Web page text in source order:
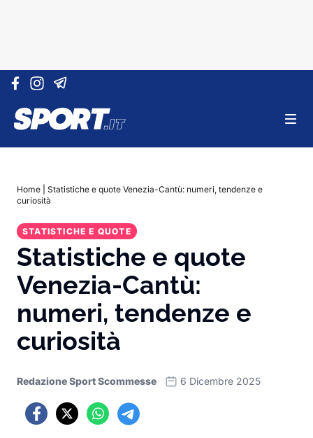
Vai al contenuto
Home
Statistiche e quote Venezia-Cantù: numeri, tendenze e
curiosità
STATISTICHE E QUOTE
Statistiche e quote
Venezia-Cantù:
numeri, tendenze e
curiosità
Redazione Sport Scommesse 6 Dicembre 2025